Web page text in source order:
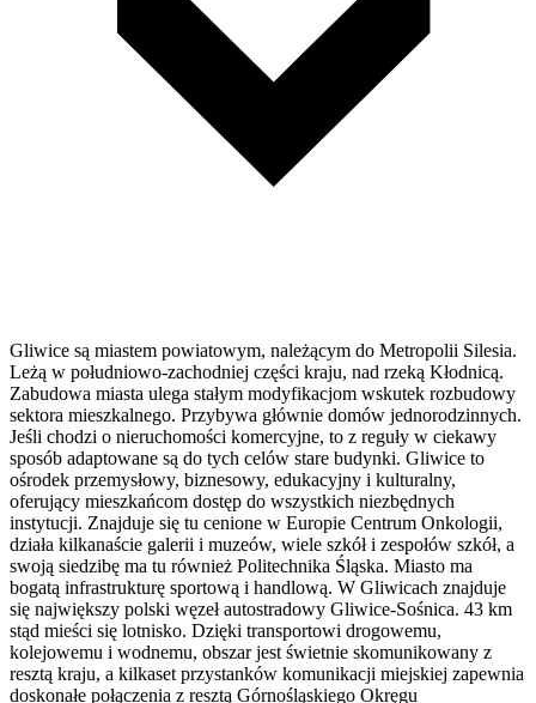
Gliwice są miastem powiatowym, należącym do Metropolii Silesia.
Leżą w południowo-zachodniej części kraju, nad rzeką Kłodnicą.
Zabudowa miasta ulega stałym modyfikacjom wskutek rozbudowy
sektora mieszkalnego. Przybywa głównie domów jednorodzinnych.
Jeśli chodzi o nieruchomości komercyjne, to z reguły w ciekawy
sposób adaptowane są do tych celów stare budynki. Gliwice to
ośrodek przemysłowy, biznesowy, edukacyjny i kulturalny,
oferujący mieszkańcom dostęp do wszystkich niezbędnych
instytucji. Znajduje się tu cenione w Europie Centrum Onkologii,
działa kilkanaście galerii i muzeów, wiele szkół i zespołów szkół, a
swoją siedzibę ma tu również Politechnika Śląska. Miasto ma
bogatą infrastrukturę sportową i handlową. W Gliwicach znajduje
się największy polski węzeł autostradowy Gliwice-Sośnica. 43 km
stąd mieści się lotnisko. Dzięki transportowi drogowemu,
kolejowemu i wodnemu, obszar jest świetnie skomunikowany z
resztą kraju, a kilkaset przystanków komunikacji miejskiej zapewnia
doskonałe połączenia z resztą Górnośląskiego Okręgu